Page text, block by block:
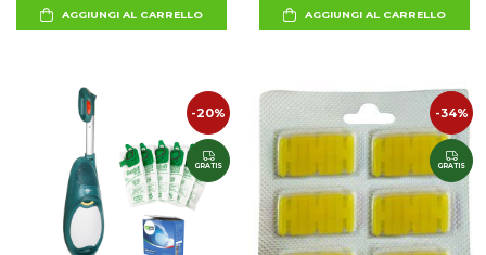
AGGIUNGI AL CARRELLO AGGIUNGI AL CARRELLO
-20%
GRATIS
-34%
GRATIS